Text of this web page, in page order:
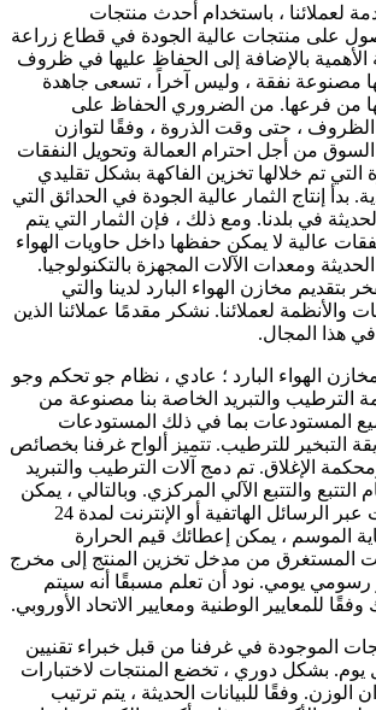
لعملائنا ، باستخدام أحدث منتجات
على منتجات عالية الجودة في قطاع زراعة
الأهمية بالإضافة إلى الحفاظ عليها في ظروف
مصنوعة نفقة ، وليس آخراً ، تسعى جاهدة
من فرعها. من الضروري الحفاظ على
، حتى وقت الذروة ، وفقًا لتوازن
من أجل احترام العمالة وتحويل النفقات
التي تم خلالها تخزين الفاكهة بشكل تقليدي
بدأ إنتاج الثمار عالية الجودة في الحدائق التي
في بلدنا. ومع ذلك ، فإن الثمار التي يتم
عالية لا يمكن حفظها داخل حاويات الهواء
ومعدات الآلات المجهزة بالتكنولوجيا.
بتقديم مخازن الهواء البارد لدينا والتي
والأنظمة لعملائنا. نشكر مقدمًا عملائنا الذين
هذا المجال.
الهواء البارد ؛ عادي ، نظام جو تحكم وجو
الترطيب والتبريد الخاصة بنا مصنوعة من
المستودعات بما في ذلك المستودعات
التبخير للترطيب. تتميز ألواح غرفنا بخصائص
الإغلاق. تم دمج آلات الترطيب والتبريد
التتبع والتتبع الآلي المركزي. وبالتالي ، يمكن
لعملائنا تتبع المنتجات عبر الرسائل الهاتفية أو الإنترنت لمدة 24
الموسم ، يمكن إعطائك قيم الحرارة
المستغرق من مدخل تخزين المنتج إلى مخرج
رسومي يومي. نود أن تعلم مسبقًا أنه سيتم
للمعايير الوطنية ومعايير الاتحاد الأوروبي.
الموجودة في غرفنا من قبل خبراء تقنيين
يوم. بشكل دوري ، تخضع المنتجات لاختبارات
الوزن. وفقًا للبيانات الحديثة ، يتم ترتيب